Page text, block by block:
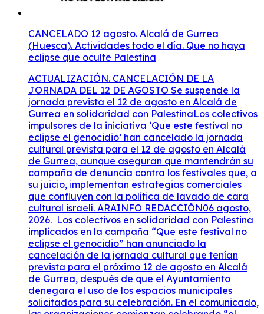
CANCELADO 12 agosto. Alcalá de Gurrea
(Huesca). Actividades todo el día. Que no haya
eclipse que oculte Palestina
ACTUALIZACIÓN. CANCELACIÓN DE LA JORNADA DEL 12 DE AGOSTO Se suspende la jornada prevista el 12 de agosto en Alcalá de Gurrea en solidaridad con PalestinaLos colectivos impulsores de la iniciativa ‘Que este festival no eclipse el genocidio’ han cancelado la jornada cultural prevista para el 12 de agosto en Alcalá de Gurrea, aunque aseguran que mantendrán su campaña de denuncia contra los festivales que, a su juicio, implementan estrategias comerciales que confluyen con la política de lavado de cara cultural israelí. ARAINFO REDACCIÓN06 agosto, 2026. Los colectivos en solidaridad con Palestina implicados en la campaña “Que este festival no eclipse el genocidio” han anunciado la cancelación de la jornada cultural que tenían prevista para el próximo 12 de agosto en Alcalá de Gurrea, después de que el Ayuntamiento denegara el uso de los espacios municipales solicitados para su celebración. En el comunicado, las organizaciones comienzan celebrando “el éxito de la campaña” tras haberse logrado “la cancelación definitiva del macrofestival Sizigia en La Sotonera”. Sin embargo, explican que se han visto “en la obligación de comunicar la cancelación de la jornada cultural” prevista para el día del eclipse debido a la “reciente resolución municipal que deniega el uso de los espacios solicitados para tal fin”. Pese a ello, los colectivos agradecen la actitud inicial del consistorio. “Queremos expresar nuestro agradecimiento al Ayuntamiento de Alcalá de Gurrea, que hace apenas unas semanas nos abrió sus puertas, mostrándonos los espacios municipales y poniéndolos a nuestra disposición para esta jornada”, señalan. Asimismo, subrayan que la iniciativa “no pretendía en ningún caso ser un evento masivo, sino un encuentro de apoyo, charla y convivencia”. En este sentido, consideran que el cambio de postura del Ayuntamiento “ha podido venir motivado por la lógica preocupación que existe en nuestro territorio ante el riesgo extremo de incendios, la sequía persistente y el movimiento de personas previsto para el día del eclipse, factores de seguridad que respetamos”. Los colectivos también valoran “positivamente el compromiso del consistorio al haber presentado alegaciones contra el proyecto del festival Sizigia, sumándose a las voces que alertaban sobre sus deficiencias”.La campaña continúa A pesar de la suspensión de la jornada, aseguran que mantendrán su actividad. “Seguiremos impulsando con firmeza las campañas de información contra otros eventos que mantienen vínculos con el fondo sionismo (como es el caso del Monegros Desert Festival o el Festival Own Spirit) y seguiremos vigilantes en defensa de nuestro territorio y ante cualquier intento de convertirlo en un destino atractivo para el turismo sionista”, afirman. El comunicado concluye con un agradecimiento “a todas las personas, plataformas y colectivos implicados en esta red solidaria que, día a día, sigue trabajando incansablemente para denunciar el genocidio en Palestina y en defensa de nuestro territorio”. “Hoy, a pesar de la cancelación de nuestra jornada el día del eclipse, podemos afirmar con orgullo que ningún festival ha logrado eclipsar el genocidio; una buena noticia para el territorio y una victoria de la organización colectiva”, concluyen. 1 de julio 🇵🇸Desde los colectivos de Aragón con Palestina hemos organizado para el próximo 12 de agosto en Alcalá de Gurrea (Huesca) una jornada por Palestina que esperamos muestre que "ningún festival puede eclipsar un genocidio." 🥗Habrá comida popular, charlas, musíca y hasta bañito refrescante quizás. Programa 12:30 Recibimiento14:00 Comida popular15:30 Charla de Yala Nafarroa a mano de Lidon Soriano17:00 Concentración, reivindicación de la lucha y fortaleza de la red.18:00 Concierto “Pirineo Gypsy Jazz”19:00 Cierre 💦 Contamos con espacios sombreados y también de interior con baños para soportar el calor. ✊🏽A la tarde haremos una concentración para mostrar el rechazo al festival Sizigia. 🌕🌑Habrá tiempo para que cada quién escoja desde dónde y cómo quiere ver el eclipse. En esa zona se verá al 100% entre las 20:30-20:32h. 🕶️Tendremos gafas customizadas con el precioso logo. 👉NO compres en Amazon ✊🏽🇵🇸Vamos a transformar un evento de lavado de cara Sionista en un acto de solidaridad con Palestina ¡Aragón libre de Sionismo! ❤️‍🔥Sabemos que desde otros territorios como Cataluña, Euskal Herria o Galiza se están organizando para acudir. ¡Os esperamos! Una vez más... 🔥QUE ESTE FESTIVAL NO ECLIPSE El GENOCIDIO🔥 Celebra “el poder de la organización colectiva” por la cancelación del Sizigia con una jornada en Alcalá de Gurrea (Huesca)Lugar: Alcalá de Gurrea (Huesca)Fecha: 12/08/2026La jornada se desarrollará el 12 de agosto —coincidiendo con el eclipse— en Alcalá de Gurrea como un acto de apoyo al pueblo palestino. Los colectivos convocantes anuncian la continuidad de la campaña contra el lavado de cara cultural del genocidio a través de festivales musicales realizados en el Alto Aragón. PABLO HÍJAR, 1 julio, 2026. 07:00Última actualización: 02 agosto, 2026. 07:00 Los colectivos de protección de la naturaleza y de solidaridad con Palestina del Alto Aragón han celebrado la cancelación definitiva del macrofestival de La Sotonera, anunciada por la empresa organizadora el viernes de la semana pasada. La cancelación llegaba después de que el INAGA, en una resolución emitida el 20 de julio, apreciara “carencias documentales” y un “insuficiente planteamiento de alternativas” en el proyecto del macrofestival que se pretendía realizar en La Sotonera, un espacio de alto valor ambiental y que cuenta con protección. El organismo público dispuso la obligación de someter el evento a una evaluación ambiental ordinaria y conminaba a los organizadores a realizar una importante batería de cambios y correcciones en su estudio de impacto ambiental. En particular, las plataformas que integran una campaña conjunta que pretende denunciar la instrumentalización de los festivales que se realizan en el territorio altoaragonés para el lavado de cara del genocidio en Palestina, y que arrancó a comienzos de este año, atribuyen este desenlace al trabajo de organización y movilización desarrollado durante los últimos meses. De hecho, su colaboración con los grupos ecologistas y entidades conservacionistas ha sido una de las claves para entender la suspensión del festival. En un comunicado difundido a través de redes sociales y canales de mensajería, sostienen que la suspensión demuestra “el poder de la organización colectiva” y reivindican “el éxito” de la campaña impulsada contra el evento. Las organizaciones anuncian, además, que mantendrán la campaña de boicot contra el fondo de inversión KKR y contra otros festivales que, según denuncian, mantienen relaciones con este fondo o que contratan artistas israelíes en una política comercial de atracción de público proveniente del Estado sionista. En este sentido, señalan que continuarán sus acciones informativas en torno al Monegros Desert Festival, ya celebrado el fin de semana pasado, y al Own Spirit Festival, previsto entre el 2 y el 7 de septiembre en Baldellou (Ribagorza). Ambos festivales han obviado hasta ahora los llamamientos de las organizaciones de solidaridad con Palestina, así como las recomendaciones de la campaña internacional BDS —Boicot, Desinversión y Sanciones— para detener el lavado de cara israelí en Europa a través de la cultura. El primero —Monegros Desert Festival— mantiene al fondo proisraelí como el principal accionista de su matriz empresarial y organizó, de la mano de la DJ canaria Indira Paganotto, un escenario donde, entre otros, han actuado los artistas israelíes Astrix, Captain Hook y Ace Ventura. El segundo —Own Spirit—, organizado por el mismo equipo que el Sizigia, abrió la polémica en Aragón sobre la participación de artistas y público procedente de Israel cuando asistentes denunciaron en septiembre de 2025 la retirada de un pequeño cartel solidario con el pueblo palestino o describieron la presencia de un numeroso público llegado desde la entidad colonial. Hasta entonces, el fenómeno había pasado casi inadvertido. Incentivos fiscales y subvenciones para elRow Esta semana Hordago-El Salto publicaba una pieza de Ahoztar Zelaieta que ponía el foco en las ventajas fiscales que elRow, la matriz que organiza el Monegros Desert Festival y las propias fiestas de elRow, obtendría de la Diputación de Bizkaia después de trasladar su domicilio fiscal desde Catalunya. Este traslado, según sus propios gestores, obedeció únicamente a la voluntad de disfrutar de los incentivos fiscales. El fondo KKR participa en el grupo catalán a través de Superstruct, una de las principales multinacionales dedicadas a la promoción de grandes eventos y que adquirió en 2024. En el artículo, además, desgrana cómo este entramado societario ha penetrado en el propio tejido institucional de la CAV. Las ventajas otorgadas supondrían, según la información publicada, alcanzar deducciones de hasta el 50% del gasto. Además, habrían recibido 195.000 euros en subvenciones directas de la Diputación de Bizkaia (Departamento de Promoción Económica) y un contrato de 83.455 euros del Bilbao Exhibition Center (BEC). Jornada solidaria en Alcalá de Gurrea (Huesca) Las plataformas y colectivos de solidaridad con Palestina llevan dos semanas anunciando que convocan una cita en Alcalá de Gurrea el 12 de agosto como protesta por la celebración del festival Sizigia. Tras su cancelación, han confirmado que mantienen la convocatoria como una jornada de apoyo al pueblo palestino. El programa incluirá comida popular, una charla, actuaciones musicales y una concentración para mostrar su rechazo a las entidades que, según afirman, “apoyan y financian el genocidio”. Anuncian que el evento contará “con espacios sombreados” y las personas que se desplacen a la localidad, si así lo desean, podrán darse “un bañito refrescante” en las piscinas municipales de la localidad. Por último, anuncian que tendrán disponibles “gafas cust